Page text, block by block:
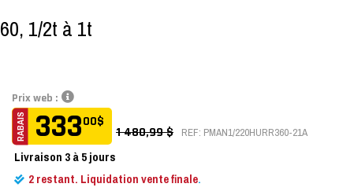
1/2t à 1t
Prix web :
RABAIS 42000$
REF: PMAN120HURR360-21A
Livraison3 à 5 jours
1restant. Liquidation vente finale.
RABAIS 33300$
1 480,99 $ REF: PMAN1/220HURR360-21A
Livraison3 à 5 jours
2restant. Liquidation vente finale.